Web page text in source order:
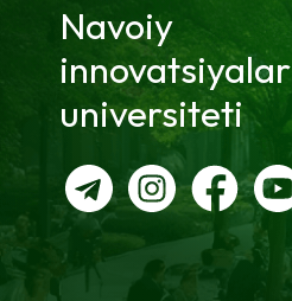
Navoiy
innovatsiyalar
universiteti